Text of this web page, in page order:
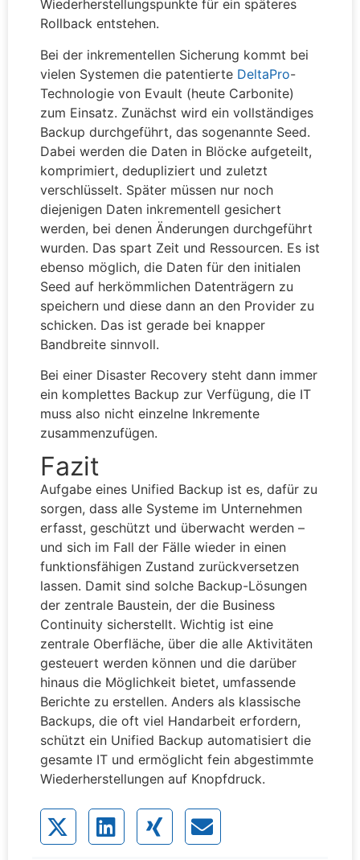
Wiederherstellungspunkte für ein späteres
Rollback entstehen.
Bei der inkrementellen Sicherung kommt bei
vielen Systemen die patentierte DeltaPro-
Technologie von Evault (heute Carbonite)
zum Einsatz. Zunächst wird ein vollständiges
Backup durchgeführt, das sogenannte Seed.
Dabei werden die Daten in Blöcke aufgeteilt,
komprimiert, dedupliziert und zuletzt
verschlüsselt. Später müssen nur noch
diejenigen Daten inkrementell gesichert
werden, bei denen Änderungen durchgeführt
wurden. Das spart Zeit und Ressourcen. Es ist
ebenso möglich, die Daten für den initialen
Seed auf herkömmlichen Datenträgern zu
speichern und diese dann an den Provider zu
schicken. Das ist gerade bei knapper
Bandbreite sinnvoll.
Bei einer Disaster Recovery steht dann immer
ein komplettes Backup zur Verfügung, die IT
muss also nicht einzelne Inkremente
zusammenzufügen.
Fazit
Aufgabe eines Unified Backup ist es, dafür zu
sorgen, dass alle Systeme im Unternehmen
erfasst, geschützt und überwacht werden –
und sich im Fall der Fälle wieder in einen
funktionsfähigen Zustand zurückversetzen
lassen. Damit sind solche Backup-Lösungen
der zentrale Baustein, der die Business
Continuity sicherstellt. Wichtig ist eine
zentrale Oberfläche, über die alle Aktivitäten
gesteuert werden können und die darüber
hinaus die Möglichkeit bietet, umfassende
Berichte zu erstellen. Anders als klassische
Backups, die oft viel Handarbeit erfordern,
schützt ein Unified Backup automatisiert die
gesamte IT und ermöglicht fein abgestimmte
Wiederherstellungen auf Knopfdruck.